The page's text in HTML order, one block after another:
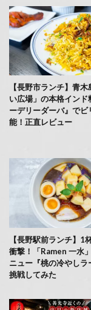
【長野市ランチ】青
い広場」の本格インド
ーデリーダーバ』でビ
能！正直レビュー
【長野駅前ランチ】1
衝撃！「Ramen 一水
ニュー『桃の冷やしラ
挑戦してみた